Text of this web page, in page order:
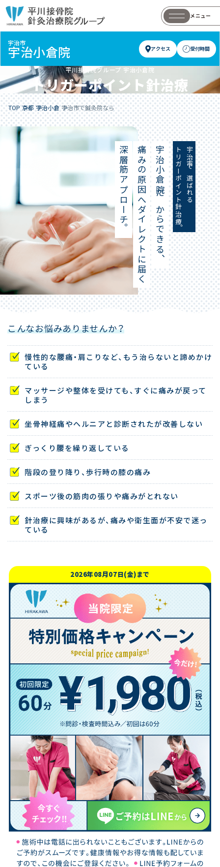
メニュー
宇治市
宇治小倉院 アクセス 受付時間
平川接骨院グループ 宇治小倉院
トリガーポイント針治療
TOP 京都 宇治小倉 宇治市で鍼灸院なら
宇治市で選ばれる
トリガーポイント針治療
。
宇治小倉院だからできる
、
痛みの原因へダイレクトに届く
深層筋アプローチ
。
こんなお悩みありませんか？
慢性的な腰痛・肩こりなど、もう治らないと諦めかけ
ている
マッサージや整体を受けても、すぐに痛みが戻って
しまう
坐骨神経痛やヘルニアと診断されたが改善しない
ぎっくり腰を繰り返している
階段の登り降り、歩行時の膝の痛み
スポーツ後の筋肉の張りや痛みがとれない
針治療に興味があるが、痛みや衛生面が不安で迷っ
ている
2026年08月07日(金)まで